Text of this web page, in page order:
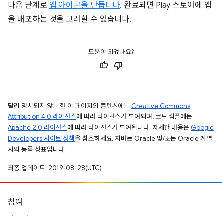
다음 단계로 앱 아이콘을 만듭니다. 완료되면 Play 스토어에 앱
을 배포하는 것을 고려할 수 있습니다.
도움이 되었나요?
달리 명시되지 않는 한 이 페이지의 콘텐츠에는 Creative Commons
Attribution 4.0 라이선스에 따라 라이선스가 부여되며, 코드 샘플에는
Apache 2.0 라이선스에 따라 라이선스가 부여됩니다. 자세한 내용은 Google
Developers 사이트 정책을 참조하세요. 자바는 Oracle 및/또는 Oracle 계열
사의 등록 상표입니다.
최종 업데이트: 2019-08-28(UTC)
참여